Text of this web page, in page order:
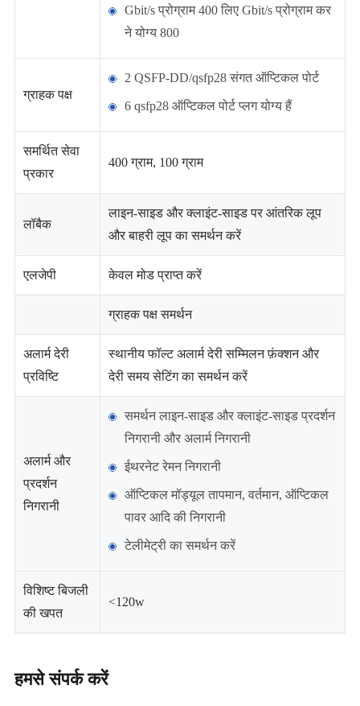
Gbit/s प्रोग्राम 400 लिए Gbit/s प्रोग्राम कर
ने योग्य 800
ग्राहक पक्ष
2 QSFP-DD/qsfp28 संगत ऑप्टिकल पोर्ट
6 qsfp28 ऑप्टिकल पोर्ट प्लग योग्य हैं
समर्थित सेवा
प्रकार
400 ग्राम, 100 ग्राम
लॉबैक
लाइन-साइड और क्लाइंट-साइड पर आंतरिक लूप
और बाहरी लूप का समर्थन करें
एलजेपी केवल मोड प्राप्त करें
ग्राहक पक्ष समर्थन
अलार्म देरी
प्रविष्टि
स्थानीय फॉल्ट अलार्म देरी सम्मिलन फ़ंक्शन और
देरी समय सेटिंग का समर्थन करें
अलार्म और
प्रदर्शन
निगरानी
समर्थन लाइन-साइड और क्लाइंट-साइड प्रदर्शन
निगरानी और अलार्म निगरानी
ईथरनेट रेमन निगरानी
ऑप्टिकल मॉड्यूल तापमान, वर्तमान, ऑप्टिकल
पावर आदि की निगरानी
टेलीमेट्री का समर्थन करें
विशिष्ट बिजली
की खपत
<120w
हमसे संपर्क करें